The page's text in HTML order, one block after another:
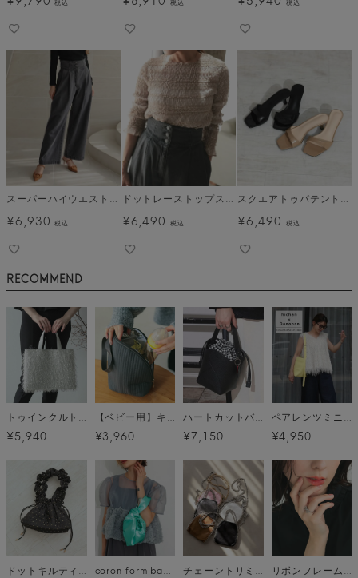
¥6,930 税込 ¥6,490 税込 ¥6,490 税込
RECOMMEND
トゥインクルトート
¥5,940
【ベビー用】キルティング保冷・保温ポーチ [C]
¥3,960
ハートカットバッグ
¥7,150
ペアレンツミニトート[C]
¥4,950
ドットキルティングバッグ メール便 coron form bag メール便 チェーントリミングミニバッグ メール便 リボンフレームリング メール便